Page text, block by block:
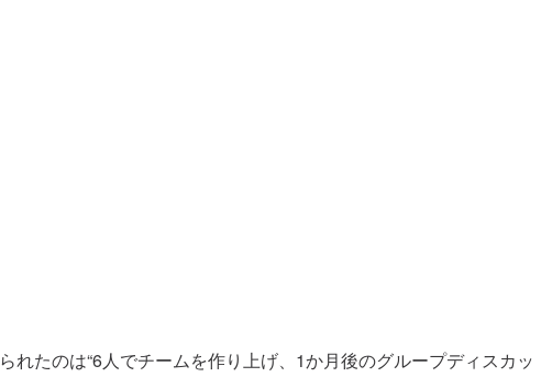
たのは“6人でチームを作り上げ、1か月後のグループディスカッ